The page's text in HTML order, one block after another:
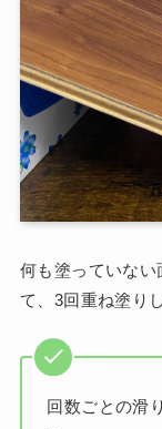
何も塗っていない
て、3回重ね塗り
回数ごとの滑